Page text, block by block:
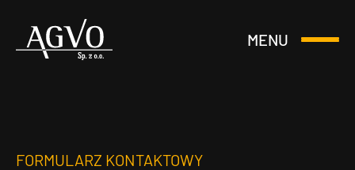
Header
MENU
Otwórz
FORMULARZ KONTAKTOWY